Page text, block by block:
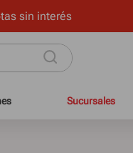
12 cuotas sin
Sucursales